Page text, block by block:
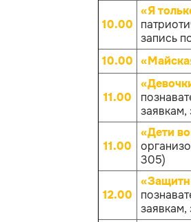
10.00
«Я
запись
10.00
11.00
11.00
«Дети
305)
12.00